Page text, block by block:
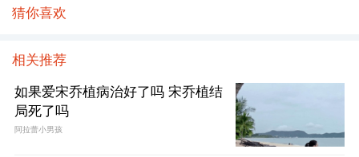
猜你喜欢
相关推荐
如果爱宋乔植病治好了吗 宋乔植结
局死了吗
阿拉蕾小男孩